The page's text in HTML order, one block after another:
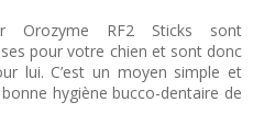
Orozyme RF2 Sticks sont
pour votre chien et sont donc
lui. C’est un moyen simple et
hygiène bucco-dentaire de